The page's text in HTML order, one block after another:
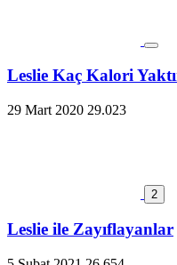
Leslie Kaç Kalori
29 Mart 2020 29.023
2
Leslie ile Zayıflayanlar